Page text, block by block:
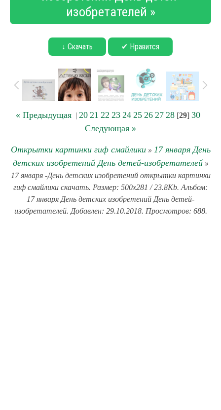
изобретателей »
↓ Скачать ✔ Нравится
« Предыдущая| 20 21 22 23 24 25 26 27 28[29] 30|
Следующая »
Открытки картинки гиф смайлики» 17 января День
детских изобретений День детей-изобретателей»
17 января -День детских изобретений открытки картинки
гиф смайлики скачать. Размер: 500x281 / 23.8Kb. Альбом:
17 января День детских изобретений День детей-
изобретателей. Добавлен: 29.10.2018. Просмотров: 688.